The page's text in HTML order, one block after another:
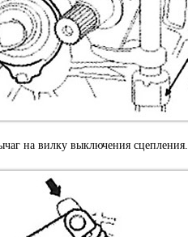
на вилку выключения сцепления.